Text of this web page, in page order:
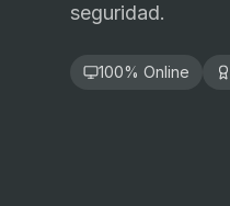
seguridad.
100% Online